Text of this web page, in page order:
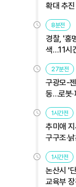
확대 추진
8분전
경찰, '홍
색…11시
27분전
구광모-
동…로봇·
1시간전
추미애
구구조·
1시간전
논산시 '
교육부